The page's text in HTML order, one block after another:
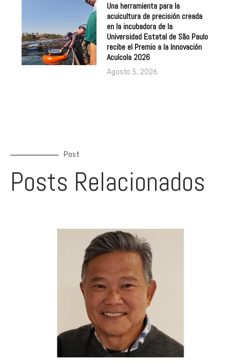
Una herramienta para la
acuicultura de precisión creada
en la incubadora de la
Universidad Estatal de São Paulo
recibe el Premio a la Innovación
Acuícola 2026
Agosto 5, 2026
Post
Posts Relacionados